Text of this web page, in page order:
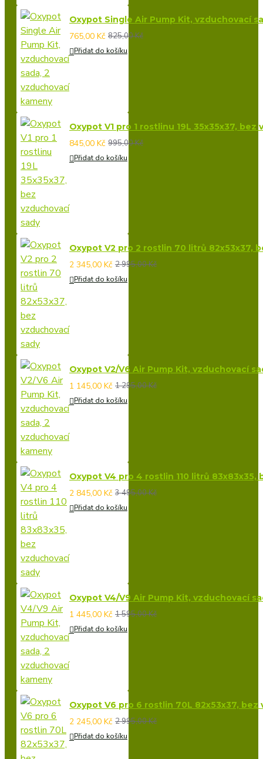
Oxypot Single Air Pump Kit, vzduchovací
765,00 Kč 825,00 Kč
Přidat do košíku
Oxypot V1 pro 1 rostlinu 19L 35x35x37, bez
845,00 Kč 995,00 Kč
Přidat do košíku
Oxypot V2 pro 2 rostlin 70 litrů 82x53x37,
2 345,00 Kč 2 995,00 Kč
Přidat do košíku
Oxypot V2/V6 Air Pump Kit, vzduchovací
1 145,00 Kč 1 295,00 Kč
Přidat do košíku
Oxypot V4 pro 4 rostlin 110 litrů 83x83x35,
2 845,00 Kč 3 495,00 Kč
Přidat do košíku
Oxypot V4/V9 Air Pump Kit, vzduchovací
1 445,00 Kč 1 595,00 Kč
Přidat do košíku
Oxypot V6 pro 6 rostlin 70L 82x53x37, bez
2 245,00 Kč 2 995,00 Kč
Přidat do košíku